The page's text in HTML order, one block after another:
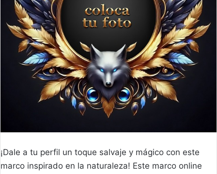
¡Dale a tu perfil un toque salvaje y mágico con este
marco inspirado en la naturaleza! Este marco online